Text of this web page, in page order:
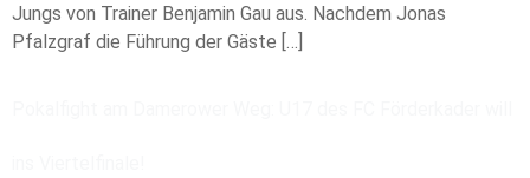
Jungs von Trainer Benjamin Gau aus. Nachdem Jonas
Pfalzgraf die Führung der Gäste […]